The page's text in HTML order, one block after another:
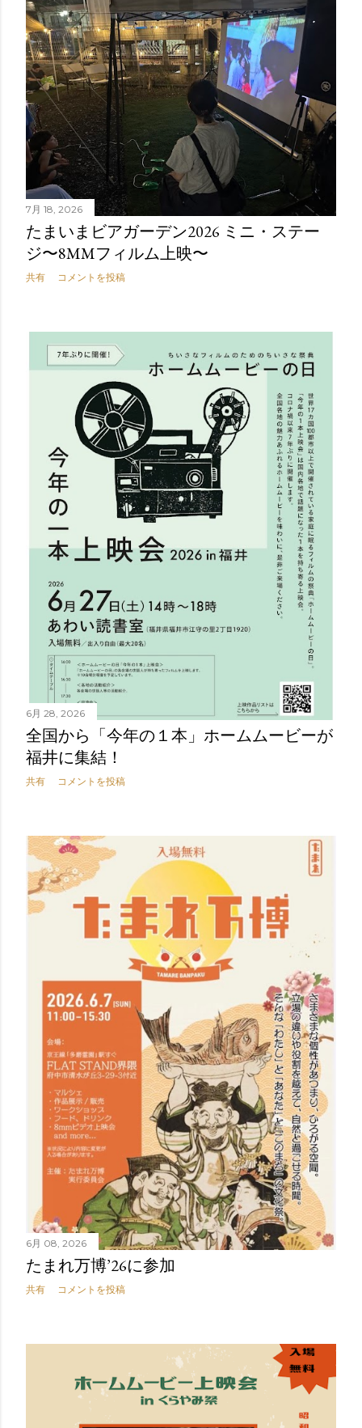
7月 18, 2026
たまいまビアガーデン2026 ミニ・ステー
ジ〜8MMフィルム上映〜
共有 コメントを投稿
6月 28, 2026
全国から「今年の１本」ホームムービーが
福井に集結！
共有 コメントを投稿
6月 08, 2026
たまれ万博’26に参加
共有 コメントを投稿